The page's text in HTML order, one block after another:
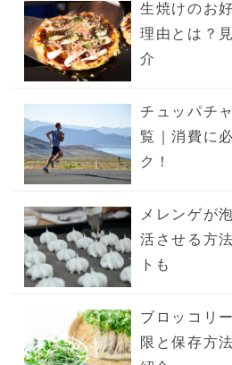
生焼けのお
理由とは？
介
チュッパチ
覧｜消費に
ク！
メレンゲが
活させる方
トも
ブロッコリ
限と保存方